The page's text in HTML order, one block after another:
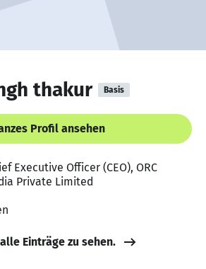
thakur Basis
Profil ansehen
Executive Officer (CEO), ORC
Private Limited
Einträge zu sehen.